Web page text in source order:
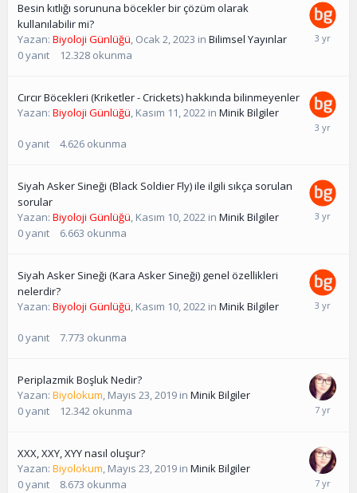
Besin kıtlığı sorununa böcekler bir çözüm olarak
kullanılabilir mi?
Yazan: Biyoloji Günlüğü, Ocak 2, 2023 in Bilimsel Yayınlar
0yanıt 12.328 okunma
Cırcır Böcekleri (Kriketler - Crickets) hakkında bilinmeyenler
Yazan: Biyoloji Günlüğü, Kasım 11, 2022 in Minik Bilgiler
0yanıt 4.626 okunma
Siyah Asker Sineği (Black Soldier Fly) ile ilgili sıkça sorulan
sorular
Yazan: Biyoloji Günlüğü, Kasım 10, 2022 in Minik Bilgiler
0yanıt 6.663 okunma
Siyah Asker Sineği (Kara Asker Sineği) genel özellikleri
nelerdir?
Yazan: Biyoloji Günlüğü, Kasım 10, 2022 in Minik Bilgiler
0yanıt 7.773 okunma
Periplazmik Boşluk Nedir?
Yazan: Biyolokum, Mayıs 23, 2019 in Minik Bilgiler
0yanıt 12.342 okunma
XXX, XXY, XYY nasıl oluşur?
Yazan: Biyolokum, Mayıs 23, 2019 in Minik Bilgiler
0yanıt 8.673 okunma